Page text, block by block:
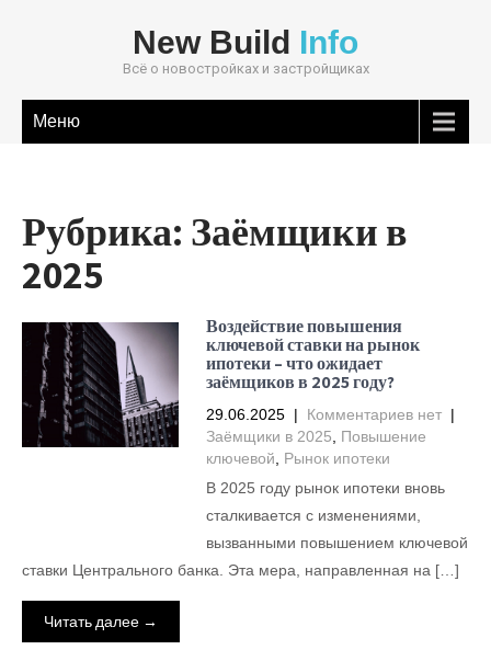
New Build Info
Всё о новостройках и застройщиках
Меню
Рубрика: Заёмщики в
2025
Воздействие повышения
ключевой ставки на рынок
ипотеки – что ожидает
заёмщиков в 2025 году?
29.06.2025 | Комментариев нет |
Заёмщики в 2025
Повышение
ключевой
Рынок ипотеки
В 2025 году рынок ипотеки вновь
сталкивается с изменениями,
вызванными повышением ключевой
ставки Центрального банка. Эта мера, направленная на […]
Читать далее →